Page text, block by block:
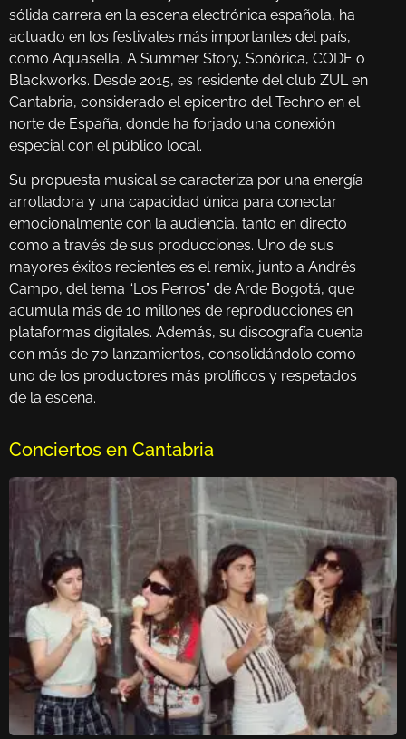
sólida carrera en la escena electrónica española, ha
actuado en los festivales más importantes del país,
como Aquasella, A Summer Story, Sonórica, CODE o
Blackworks. Desde 2015, es residente del club ZUL en
Cantabria, considerado el epicentro del Techno en el
norte de España, donde ha forjado una conexión
especial con el público local.
Su propuesta musical se caracteriza por una energía
arrolladora y una capacidad única para conectar
emocionalmente con la audiencia, tanto en directo
como a través de sus producciones. Uno de sus
mayores éxitos recientes es el remix, junto a Andrés
Campo, del tema “Los Perros” de Arde Bogotá, que
acumula más de 10 millones de reproducciones en
plataformas digitales. Además, su discografía cuenta
con más de 70 lanzamientos, consolidándolo como
uno de los productores más prolíficos y respetados
de la escena.
Conciertos en Cantabria